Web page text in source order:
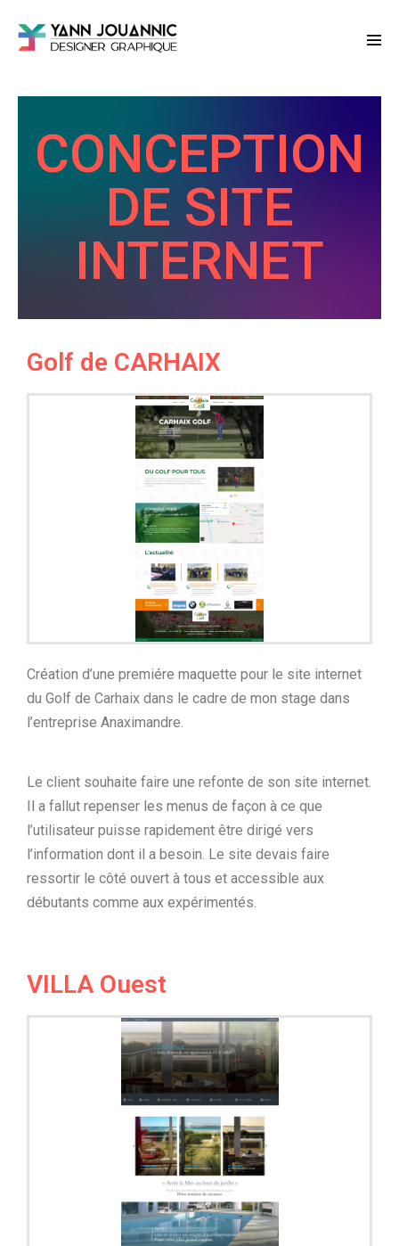
CONCEPTION
DE SITE
INTERNET
Golf de CARHAIX
Création d’une premiére maquette pour le site internet
du Golf de Carhaix dans le cadre de mon stage dans
l’entreprise Anaximandre.
Le client souhaite faire une refonte de son site internet.
Il a fallut repenser les menus de façon à ce que
l’utilisateur puisse rapidement être dirigé vers
l’information dont il a besoin. Le site devais faire
ressortir le côté ouvert à tous et accessible aux
débutants comme aux expérimentés.
VILLA Ouest